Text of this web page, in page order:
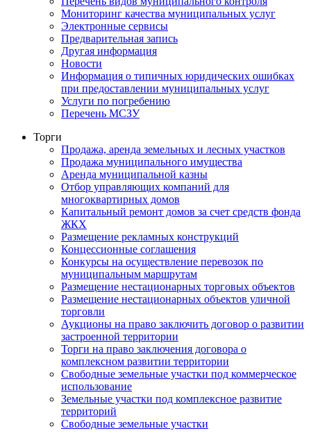
Мониторинг качества муниципальных услуг
Электронные сервисы
Предварительная запись
Другая информация
Новости
Информация о типичных юридических ошибках
при предоставлении муниципальных услуг
Услуги по погребению
Перечень МСЗУ
Торги
Продажа, аренда земельных и лесных участков
Продажа муниципального имущества
Аренда муниципальной казны
Отбор управляющих компаний для
многоквартирных домов
Капитальный ремонт домов за счет средств фонда
ЖКХ
Размещение рекламных конструкций
Концессионные соглашения
Конкурсы на осуществление перевозок по
муниципальным маршрутам
Размещение нестационарных торговых объектов
Размещение нестационарных объектов уличной
торговли
Аукционы на право заключить договор о развитии
застроенной территории
Торги на право заключения договора о
комплексном развитии территории
Свободные земельные участки под коммерческое
использование
Земельные участки под комплексное развитие
территорий
Свободные земельные участки